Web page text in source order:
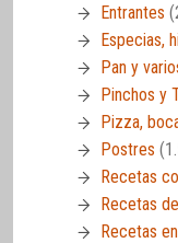
Entrantes
Especias,
Pan y
Pinchos y
Pizza,
Postres
Recetas
Recetas
Recetas